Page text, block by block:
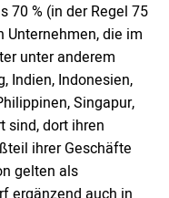
70 % (in der Regel 75
Unternehmen, die im
unter anderem
Indien, Indonesien,
Singapur,
sind, dort ihren
ihrer Geschäfte
gelten als